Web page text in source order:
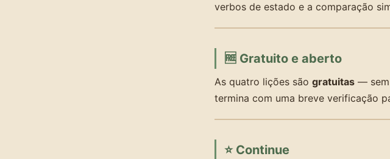
verbos de estado e a comparação
🆓 Gratuito e aberto
As quatro lições são gratuitas — sem
termina com uma breve verificação
⭐ Continue